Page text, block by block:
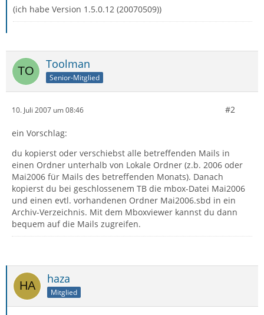
(ich habe Version 1.5.0.12 (20070509))
Toolman
Senior-Mitglied
10. Juli 2007 um 08:46 #2
ein Vorschlag:
du kopierst oder verschiebst alle betreffenden Mails in
einen Ordner unterhalb von Lokale Ordner (z.b. 2006 oder
Mai2006 für Mails des betreffenden Monats). Danach
kopierst du bei geschlossenem TB die mbox-Datei Mai2006
und einen evtl. vorhandenen Ordner Mai2006.sbd in ein
Archiv-Verzeichnis. Mit dem Mboxviewer kannst du dann
bequem auf die Mails zugreifen.
haza
Mitglied